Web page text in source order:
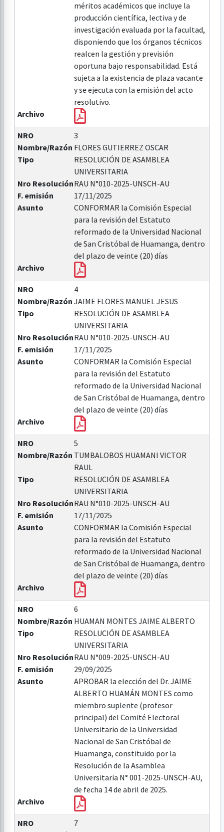
méritos académicos que incluye la
producción científica, lectiva y de
investigación evaluada por la facultad,
disponiendo que los órganos técnicos
realcen la gestión y previsión
oportuna bajo responsabilidad. Está
sujeta a la existencia de plaza vacante
y se ejecuta con la emisión del acto
resolutivo.
Archivo
NRO
3
Nombre/Razón FLORES GUTIERREZ OSCAR
Tipo
RESOLUCIÓN DE ASAMBLEA
UNIVERSITARIA
Nro ResoluciónRAU N°010-2025-UNSCH-AU
F. emisión
17/11/2025
Asunto
CONFORMAR la Comisión Especial
para la revisión del Estatuto
reformado de la Universidad Nacional
de San Cristóbal de Huamanga, dentro
del plazo de veinte (20) días
Archivo
NRO
4
Nombre/Razón JAIME FLORES MANUEL JESUS
Tipo
RESOLUCIÓN DE ASAMBLEA
UNIVERSITARIA
Nro ResoluciónRAU N°010-2025-UNSCH-AU
F. emisión
17/11/2025
Asunto
CONFORMAR la Comisión Especial
para la revisión del Estatuto
reformado de la Universidad Nacional
de San Cristóbal de Huamanga, dentro
del plazo de veinte (20) días
Archivo
NRO
5
Nombre/Razón TUMBALOBOS HUAMANI VICTOR
RAUL
Tipo
RESOLUCIÓN DE ASAMBLEA
UNIVERSITARIA
Nro ResoluciónRAU N°010-2025-UNSCH-AU
F. emisión
17/11/2025
Asunto
CONFORMAR la Comisión Especial
para la revisión del Estatuto
reformado de la Universidad Nacional
de San Cristóbal de Huamanga, dentro
del plazo de veinte (20) días
Archivo
NRO
6
Nombre/Razón HUAMAN MONTES JAIME ALBERTO
Tipo
RESOLUCIÓN DE ASAMBLEA
UNIVERSITARIA
Nro ResoluciónRAU N°009-2025-UNSCH-AU
F. emisión
29/09/2025
Asunto
APROBAR la elección del Dr. JAIME
ALBERTO HUAMÁN MONTES como
miembro suplente (profesor
principal) del Comité Electoral
Universitario de la Universidad
Nacional de San Cristóbal de
Huamanga, constituido por la
Resolución de la Asamblea
Universitaria N° 001-2025-UNSCH-AU,
de fecha 14 de abril de 2025.
Archivo
NRO
7